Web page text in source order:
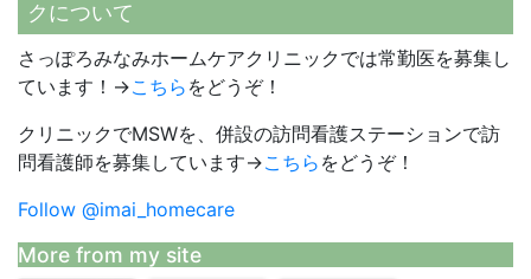
クについて
さっぽろみなみホームケアクリニックでは常勤医を募集し
ています！→こちら をどうぞ！
クリニックでMSWを、併設の訪問看護ステーションで訪
問看護師を募集しています→こちら をどうぞ！
Follow @imai_homecare
More from my site